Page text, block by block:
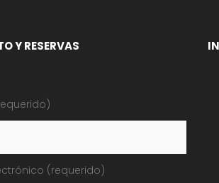
Y RESERVAS
(requerido)